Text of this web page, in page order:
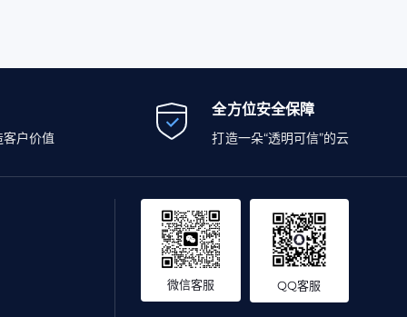
户价值
全方位安全保障
打造一朵“透明可信”的云
微信客服 QQ客服